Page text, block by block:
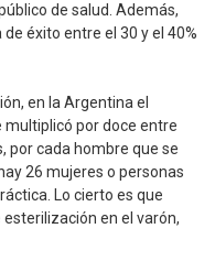
de salud. Además,
éxito entre el 30 y el 40%
en la Argentina el
por doce entre
por cada hombre que se
26 mujeres o personas
Lo cierto es que
en el varón,